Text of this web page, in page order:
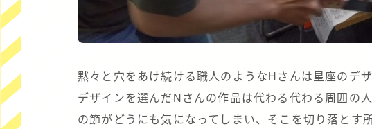
黙々と穴をあけ続ける職人のようなHさんは星座のデ
デザインを選んだNさんの作品は代わる代わる周囲の
の節がどうにも気になってしまい、そこを切り落とす